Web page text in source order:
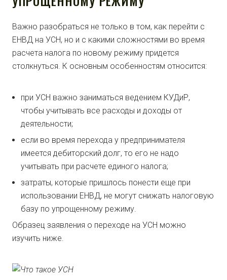
Важно разобраться не только в том, как перейти с
ЕНВД на УСН, но и с какими сложностями во время
расчета налога по новому режиму придется
столкнуться. К основным особенностям относится:
при УСН важно заниматься ведением КУДиР,
чтобы учитывать все расходы и доходы от
деятельности;
если во время перехода у предпринимателя
имеется дебиторский долг, то его не надо
учитывать при расчете единого налога;
затраты, которые пришлось понести еще при
использовании ЕНВД, не могут снижать налоговую
базу по упрощенному режиму.
Образец заявления о переходе на УСН можно
изучить ниже.